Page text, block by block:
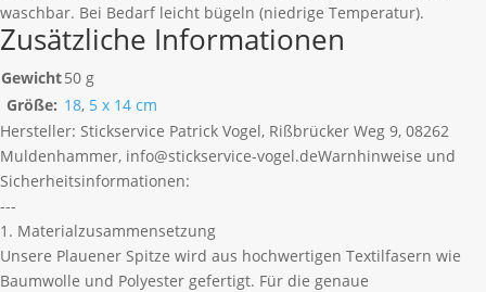
waschbar. Bei Bedarf leicht bügeln (niedrige Temperatur).
Zusätzliche Informationen
Gewicht50 g
Größe: 18, 5 x 14 cm
Hersteller: Stickservice Patrick Vogel, Rißbrücker Weg 9, 08262
Muldenhammer, info@stickservice-vogel.deWarnhinweise und
Sicherheitsinformationen:
---
1. Materialzusammensetzung
Unsere Plauener Spitze wird aus hochwertigen Textilfasern wie
Baumwolle und Polyester gefertigt. Für die genaue